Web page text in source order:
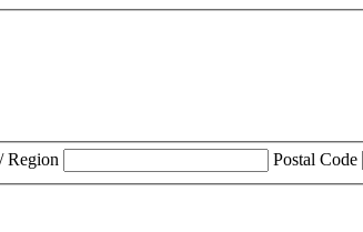
Region
Postal Code